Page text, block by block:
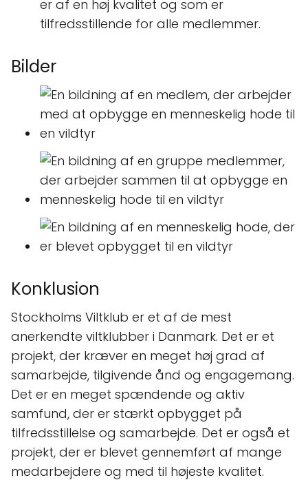
er af en høj kvalitet og som er
tilfredsstillende for alle medlemmer.
Bilder
Konklusion
Stockholms Viltklub er et af de mest
anerkendte viltklubber i Danmark. Det er et
projekt, der kræver en meget høj grad af
samarbejde, tilgivende ånd og engagemang.
Det er en meget spændende og aktiv
samfund, der er stærkt opbygget på
tilfredsstillelse og samarbejde. Det er også et
projekt, der er blevet gennemført af mange
medarbejdere og med til højeste kvalitet.